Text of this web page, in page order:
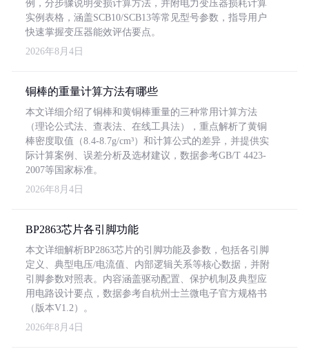
例，分步骤说明变损计算方法，并附电力变压器损耗计算
实例表格，涵盖SCB10/SCB13等常见型号参数，指导用户
快速掌握变压器能效评估要点。
2026年8月4日
铜棒的重量计算方法有哪些
本文详细介绍了铜棒和黄铜棒重量的三种常用计算方法
（理论公式法、查表法、在线工具法），重点解析了黄铜
棒密度取值（8.4-8.7g/cm³）和计算公式的差异，并提供实
际计算案例、误差分析及选材建议，数据参考GB/T 4423-
2007等国家标准。
2026年8月4日
BP2863芯片各引脚功能
本文详细解析BP2863芯片的引脚功能及参数，包括各引脚
定义、典型电压/电流值、内部逻辑关系等核心数据，并附
引脚参数对照表。内容涵盖驱动配置、保护机制及典型应
用电路设计要点，数据参考自杭州士兰微电子官方规格书
（版本V1.2）。
2026年8月4日